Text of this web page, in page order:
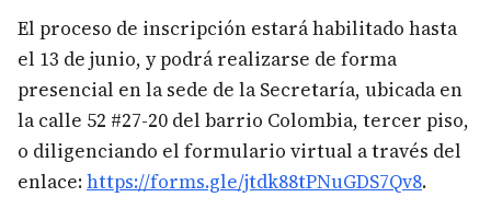
El proceso de inscripción estará habilitado hasta
el 13 de junio, y podrá realizarse de forma
presencial en la sede de la Secretaría, ubicada en
la calle 52 #27-20 del barrio Colombia, tercer piso,
o diligenciando el formulario virtual a través del
enlace:https://forms.gle/jtdk88tPNuGDS7Qv8.